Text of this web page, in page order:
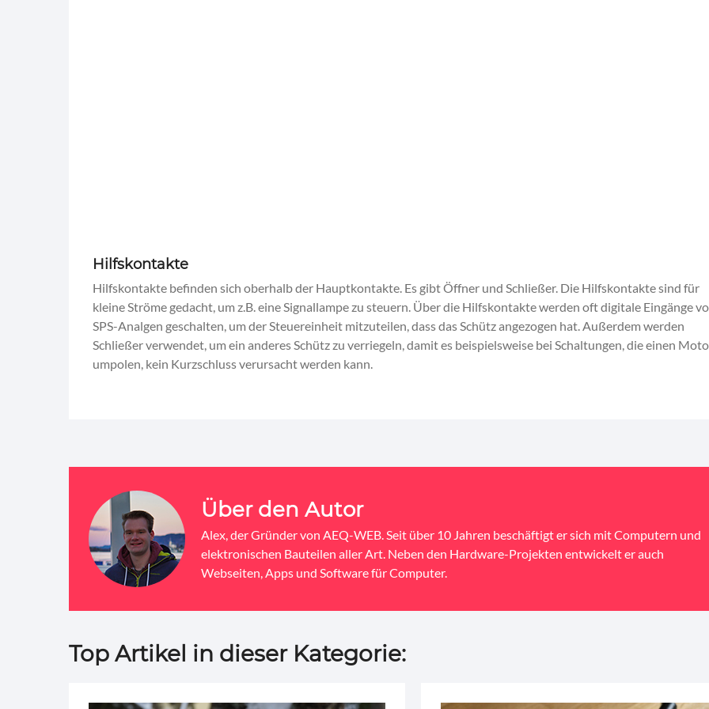
Hilfskontakte
Hilfskontakte befinden sich oberhalb der Hauptkontakte. Es gibt Öffner und Schließer. Die Hilfskontakte sind für
kleine Ströme gedacht, um z.B. eine Signallampe zu steuern. Über die Hilfskontakte werden oft digitale Eingänge
SPS-Analgen geschalten, um der Steuereinheit mitzuteilen, dass das Schütz angezogen hat. Außerdem werden
Schließer verwendet, um ein anderes Schütz zu verriegeln, damit es beispielsweise bei Schaltungen, die einen
umpolen, kein Kurzschluss verursacht werden kann.
Über den Autor
Alex, der Gründer von AEQ-WEB. Seit über 10 Jahren beschäftigt er sich mit Computern und
elektronischen Bauteilen aller Art. Neben den Hardware-Projekten entwickelt er auch
Webseiten, Apps und Software für Computer.
Top Artikel in dieser Kategorie: